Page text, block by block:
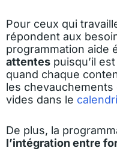
Pour ceux qui
répondent aux
programmation aide
attentes puisqu’il
quand chaque
les
vides dans le
De plus, la
l’intégration entre